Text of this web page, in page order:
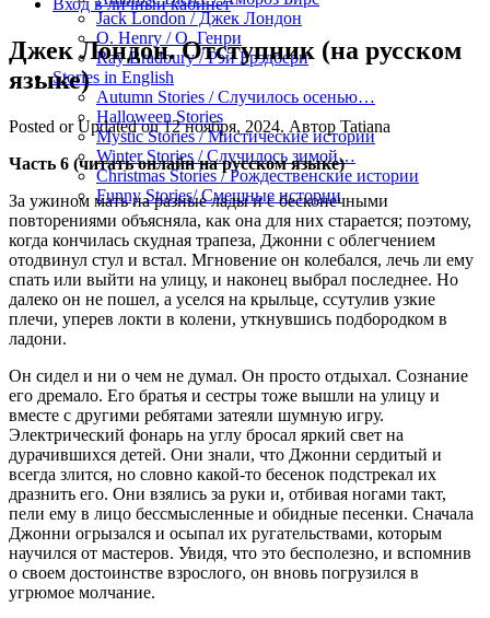
Jack London / Джек Лондон
O. Henry / О. Генри
Ray Bradbury / Рэй Брэдбери
Stories in English
Autumn Stories / Случилось осенью…
Halloween Stories
Mystic Stories / Мистические истории
Winter Stories / Случилось зимой…
Christmas Stories / Рождественские истории
Funny Stories/ Смешные истории
Вход в личный кабинет
Джек Лондон. Отступник (на русском
языке)
Posted or Updated on12 ноября, 2024. Автор Tatiana
Часть 6 (читать онлайн на русском языке)
За ужином мать на разные лады и с бесконечными
повторениями объясняла, как она для них старается; поэтому,
когда кончилась скудная трапеза, Джонни с облегчением
отодвинул стул и встал. Мгновение он колебался, лечь ли ему
спать или выйти на улицу, и наконец выбрал последнее. Но
далеко он не пошел, а уселся на крыльце, ссутулив узкие
плечи, уперев локти в колени, уткнувшись подбородком в
ладони.
Он сидел и ни о чем не думал. Он просто отдыхал. Сознание
его дремало. Его братья и сестры тоже вышли на улицу и
вместе с другими ребятами затеяли шумную игру.
Электрический фонарь на углу бросал яркий свет на
дурачившихся детей. Они знали, что Джонни сердитый и
всегда злится, но словно какой-то бесенок подстрекал их
дразнить его. Они взялись за руки и, отбивая ногами такт,
пели ему в лицо бессмысленные и обидные песенки. Сначала
Джонни огрызался и осыпал их ругательствами, которым
научился от мастеров. Увидя, что это бесполезно, и вспомнив
о своем достоинстве взрослого, он вновь погрузился в
угрюмое молчание.